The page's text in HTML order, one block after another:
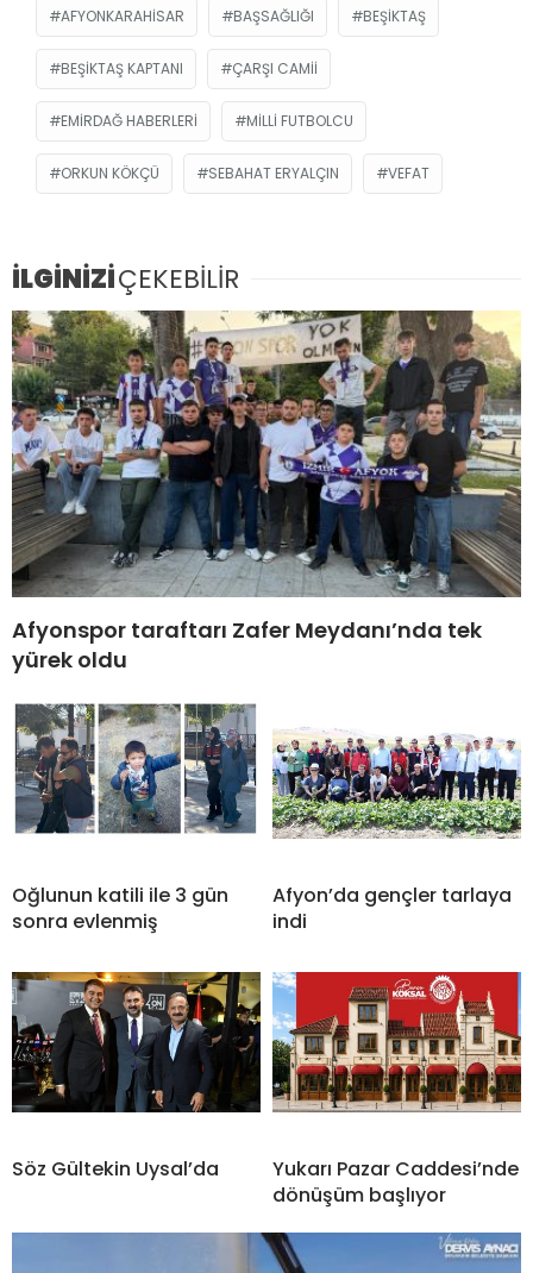
AFYONKARAHISAR BAŞSAĞLIĞI BEŞIKTAŞ
BEŞIKTAŞ KAPTANI ÇARŞI CAMII
EMIRDAĞ HABERLERI MILLI FUTBOLCU
ORKUN KÖKÇÜ SEBAHAT ERYALÇIN VEFAT
İLGİNİZİÇEKEBİLİR
Afyonspor taraftarı Zafer Meydanı’nda tek
yürek oldu
Oğlunun katili ile 3 gün
sonra evlenmiş
Afyon’da gençler tarlaya
indi
Söz Gültekin Uysal’da
Yukarı Pazar Caddesi’nde
dönüşüm başlıyor